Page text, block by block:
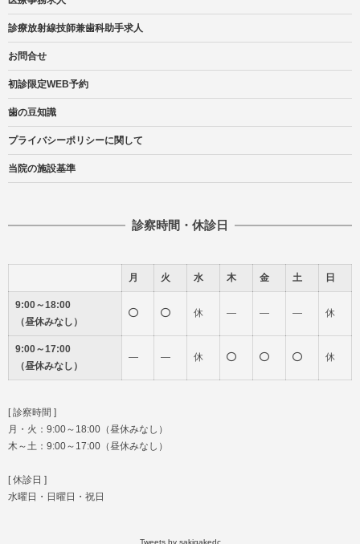
診療放射線技師兼歯科助手求人
お問合せ
初診限定WEB予約
歯の豆知識
プライバシーポリシーに関して
当院の施設基準
診察時間・休診日
月 火 水 木 金 土 日
9:00～18:00
（昼休みなし）
休 ― ― ― 休
9:00～17:00
（昼休みなし）
― ― 休 休
[ 診察時間 ]
月・火：9:00～18:00（昼休みなし）
木～土：9:00～17:00（昼休みなし）
[ 休診日 ]
水曜日・日曜日・祝日
Tweets by sakigakedc